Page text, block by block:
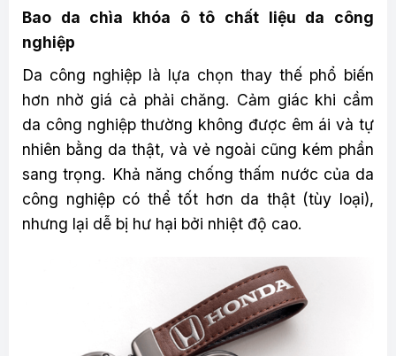
Bao da chìa khóa ô tô chất liệu da công
nghiệp
Da công nghiệp là lựa chọn thay thế phổ biến
hơn nhờ giá cả phải chăng. Cảm giác khi cầm
da công nghiệp thường không được êm ái và tự
nhiên bằng da thật, và vẻ ngoài cũng kém phần
sang trọng. Khả năng chống thấm nước của da
công nghiệp có thể tốt hơn da thật (tùy loại),
nhưng lại dễ bị hư hại bởi nhiệt độ cao.